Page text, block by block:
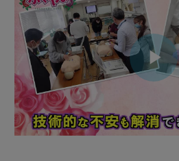
ビ
デ